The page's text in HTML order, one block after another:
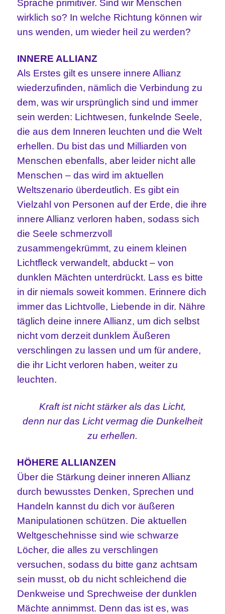
Sprache primitiver. Sind wir Menschen
wirklich so? In welche Richtung können wir
uns wenden, um wieder heil zu werden?
INNERE ALLIANZ
Als Erstes gilt es unsere innere Allianz
wiederzufinden, nämlich die Verbindung zu
dem, was wir ursprünglich sind und immer
sein werden: Lichtwesen, funkelnde Seele,
die aus dem Inneren leuchten und die Welt
erhellen. Du bist das und Milliarden von
Menschen ebenfalls, aber leider nicht alle
Menschen – das wird im aktuellen
Weltszenario überdeutlich. Es gibt ein
Vielzahl von Personen auf der Erde, die ihre
innere Allianz verloren haben, sodass sich
die Seele schmerzvoll
zusammengekrümmt, zu einem kleinen
Lichtfleck verwandelt, abduckt – von
dunklen Mächten unterdrückt. Lass es bitte
in dir niemals soweit kommen. Erinnere dich
immer das Lichtvolle, Liebende in dir. Nähre
täglich deine innere Allianz, um dich selbst
nicht vom derzeit dunklem Äußeren
verschlingen zu lassen und um für andere,
die ihr Licht verloren haben, weiter zu
leuchten.
Kraft ist nicht stärker als das Licht,
denn nur das Licht vermag die Dunkelheit
zu erhellen.
HÖHERE ALLIANZEN
Über die Stärkung deiner inneren Allianz
durch bewusstes Denken, Sprechen und
Handeln kannst du dich vor äußeren
Manipulationen schützen. Die aktuellen
Weltgeschehnisse sind wie schwarze
Löcher, die alles zu verschlingen
versuchen, sodass du bitte ganz achtsam
sein musst, ob du nicht schleichend die
Denkweise und Sprechweise der dunklen
Mächte annimmst. Denn das ist es, was